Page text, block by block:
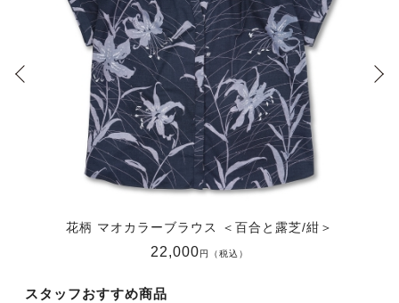
花柄 マオカラーブラウス ＜百合と露芝/紺＞
22,000円（税込）
スタッフおすすめ商品